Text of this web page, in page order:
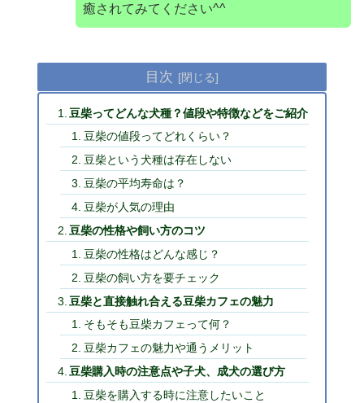
癒されてみてください^^
目次
豆柴ってどんな犬種？値段や特徴などをご紹介
豆柴の値段ってどれくらい？
豆柴という犬種は存在しない
豆柴の平均寿命は？
豆柴が人気の理由
豆柴の性格や飼い方のコツ
豆柴の性格はどんな感じ？
豆柴の飼い方を要チェック
豆柴と直接触れ合える豆柴カフェの魅力
そもそも豆柴カフェって何？
豆柴カフェの魅力や通うメリット
豆柴購入時の注意点や子犬、成犬の選び方
豆柴を購入する時に注意したいこと